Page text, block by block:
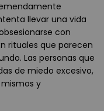
llevar una vida
con
rituales que parecen
Las personas que
de miedo excesivo,
y